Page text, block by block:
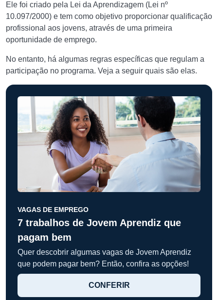
Ele foi criado pela Lei da Aprendizagem (Lei nº
10.097/2000) e tem como objetivo proporcionar qualificação
profissional aos jovens, através de uma primeira
oportunidade de emprego.
No entanto, há algumas regras específicas que regulam a
participação no programa. Veja a seguir quais são elas.
VAGAS DE EMPREGO
7 trabalhos de Jovem Aprendiz que
pagam bem
Quer descobrir algumas vagas de Jovem Aprendiz
que podem pagar bem? Então, confira as opções!
CONFERIR